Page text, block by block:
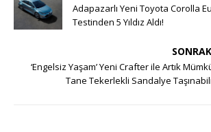
Adapazarlı Yeni Toyota Corolla
Testinden 5 Yıldız Aldı!
‘Engelsiz Yaşam’ Yeni Crafter ile Artık
Tane Tekerlekli Sandalye